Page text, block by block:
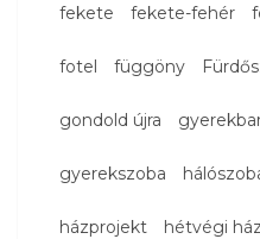
fekete fekete-fehér
fotel függöny
gondold újra
gyerekszoba
házprojekt hétvégi ház